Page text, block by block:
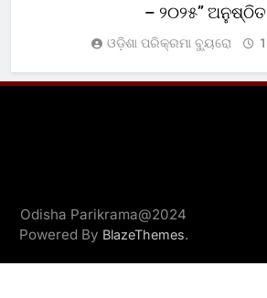
– ୨୦୨୫” ଅନୁଷ୍ଠିତ
ଓଡ଼ିଶା ପରିକ୍ରମା ବ୍ୟୁରୋ
Odisha Parikrama@2024
Powered By BlazeThemes.